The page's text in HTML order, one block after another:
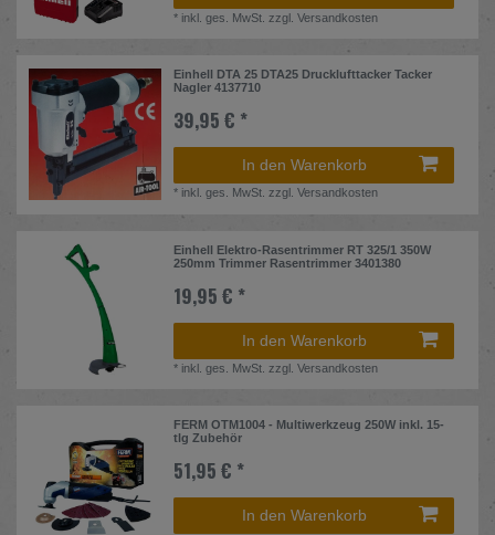
* inkl. ges. MwSt. zzgl.Versandkosten
Einhell DTA 25 DTA25 Drucklufttacker Tacker
Nagler 4137710
39,95 € *
In den Warenkorb
* inkl. ges. MwSt. zzgl.Versandkosten
Einhell Elektro-Rasentrimmer RT 325/1 350W
250mm Trimmer Rasentrimmer 3401380
19,95 € *
In den Warenkorb
* inkl. ges. MwSt. zzgl.Versandkosten
FERM OTM1004 - Multiwerkzeug 250W inkl. 15-
tlg Zubehör
51,95 € *
In den Warenkorb